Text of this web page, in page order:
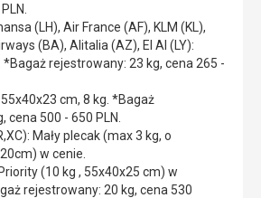
(LH), Air France (AF), KLM (KL),
(BA), Alitalia (AZ), El Al (LY):
*Bagaż rejestrowany: 23 kg, cena 265 -
cm, 8 kg. *Bagaż
cena 500 - 650 PLN.
Mały plecak (max 3 kg, o
w cenie.
(10 kg , 55x40x25 cm) w
rejestrowany: 20 kg, cena 530